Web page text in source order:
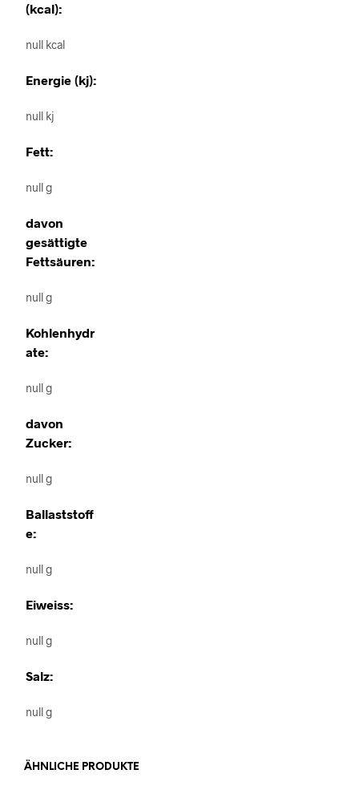
(kcal):
null kcal
Energie (kj):
null kj
Fett:
null g
davon
gesättigte
Fettsäuren:
null g
Kohlenhydr
ate:
null g
davon
Zucker:
null g
Ballaststoff
e:
null g
Eiweiss:
null g
Salz:
null g
ÄHNLICHE PRODUKTE